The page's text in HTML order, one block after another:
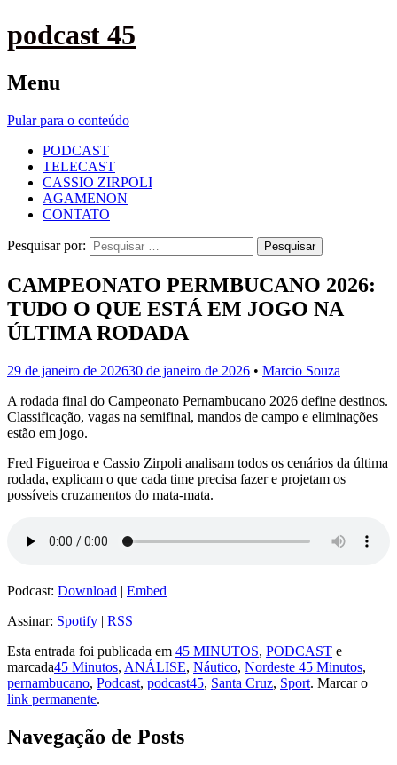
podcast 45
Menu
Pular para o conteúdo
PODCAST
TELECAST
CASSIO ZIRPOLI
AGAMENON
CONTATO
Pesquisar por:
CAMPEONATO PERMBUCANO 2026:
TUDO O QUE ESTÁ EM JOGO NA
ÚLTIMA RODADA
29 de janeiro de 202630 de janeiro de 2026 • Marcio Souza
A rodada final do Campeonato Pernambucano 2026 define destinos.
Classificação, vagas na semifinal, mandos de campo e eliminações
estão em jogo.
Fred Figueiroa e Cassio Zirpoli analisam todos os cenários da última
rodada, explicam o que cada time precisa fazer e projetam os
possíveis cruzamentos do mata-mata.
Podcast: Download | Embed
Assinar: Spotify | RSS
Esta entrada foi publicada em 45 MINUTOS, PODCAST e
marcada45 Minutos, ANÁLISE, Náutico, Nordeste 45 Minutos,
pernambucano, Podcast, podcast45, Santa Cruz, Sport. Marcar o
link permanente.
Navegação de Posts